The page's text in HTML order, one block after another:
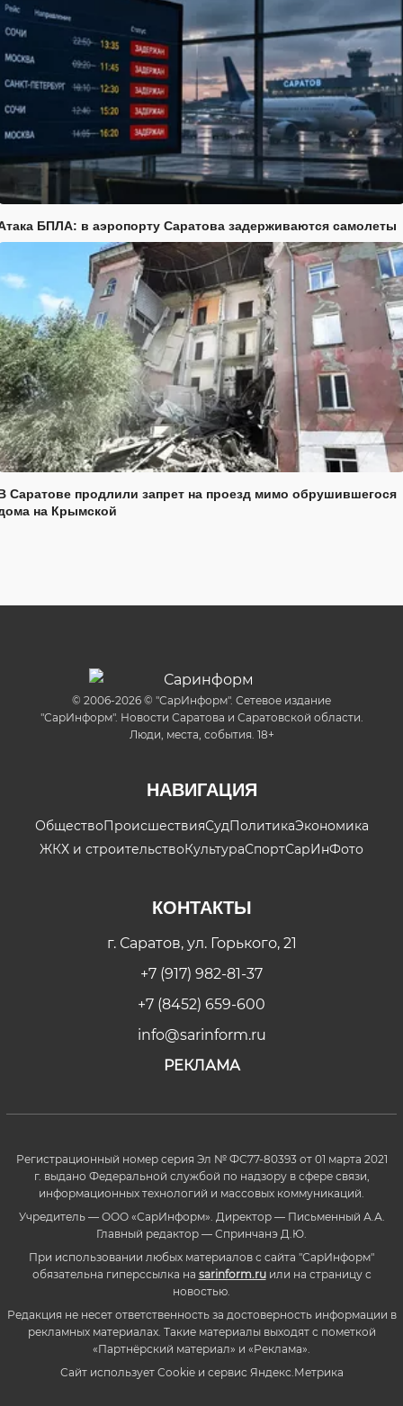
БПЛА: в аэропорту Саратова задерживаются самолеты
Саратове продлили запрет на проезд мимо обрушившегося
на Крымской
© 2006-2026 © "СарИнформ". Сетевое издание
"СарИнформ". Новости Саратова и Саратовской области.
Люди, места, события. 18+
НАВИГАЦИЯ
ОбществоПроисшествияСудПолитикаЭкономика
ЖКХ и строительствоКультураСпортСарИнФото
КОНТАКТЫ
г. Саратов, ул. Горького, 21
+7 (917) 982-81-37
+7 (8452) 659-600
info@sarinform.ru
РЕКЛАМА
Регистрационный номер серия Эл № ФС77-80393 от 01 марта 2021
г. выдано Федеральной службой по надзору в сфере связи,
информационных технологий и массовых коммуникаций.
Учредитель — ООО «СарИнформ». Директор — Письменный А.А.
Главный редактор — Спринчанэ Д.Ю.
При использовании любых материалов с сайта "СарИнформ"
обязательна гиперссылка на sarinform.ruили на страницу с
новостью.
Редакция не несет ответственность за достоверность информации в
рекламных материалах. Такие материалы выходят с пометкой
«Партнёрский материал» и «Реклама».
Сайт использует Cookie и сервиc Яндекс.Метрика